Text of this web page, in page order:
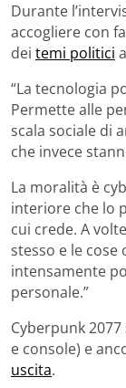
Durante
accogliere con
dei temi politici
“La tecnologia
Permette alle
scala sociale di
che invece
La moralità è
interiore che lo
cui crede. A
stesso e le cose
intensamente
personale.”
Cyberpunk 2077
e console) e
uscita.